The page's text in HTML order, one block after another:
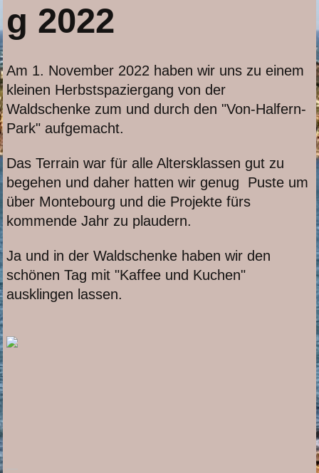
g 2022
Am 1. November 2022 haben wir uns zu einem
kleinen Herbstspaziergang von der
Waldschenke zum und durch den "Von-Halfern-
Park" aufgemacht.
Das Terrain war für alle Altersklassen gut zu
begehen und daher hatten wir genug Puste um
über Montebourg und die Projekte fürs
kommende Jahr zu plaudern.
Ja und in der Waldschenke haben wir den
schönen Tag mit "Kaffee und Kuchen"
ausklingen lassen.